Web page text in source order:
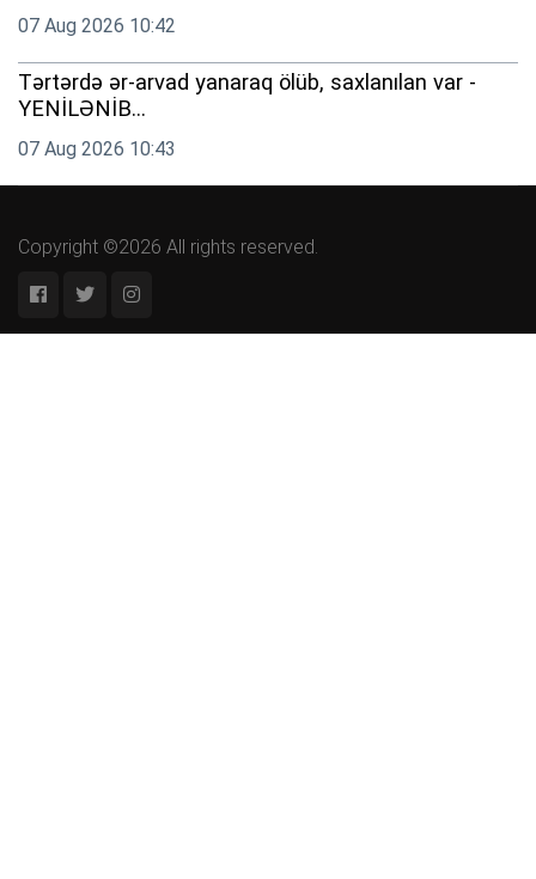
07 Aug 2026 10:42
Tərtərdə ər-arvad yanaraq ölüb, saxlanılan var -
YENİLƏNİB...
07 Aug 2026 10:43
Copyright ©2026 All rights reserved.